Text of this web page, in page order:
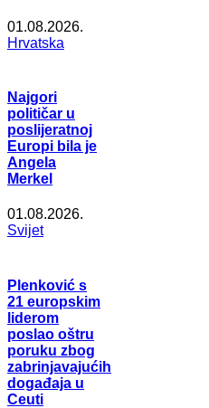
01.08.2026.
Hrvatska
Najgori
političar u
poslijeratnoj
Europi bila je
Angela
Merkel
01.08.2026.
Svijet
Plenković s
21 europskim
liderom
poslao oštru
poruku zbog
zabrinjavajućih
događaja u
Ceuti